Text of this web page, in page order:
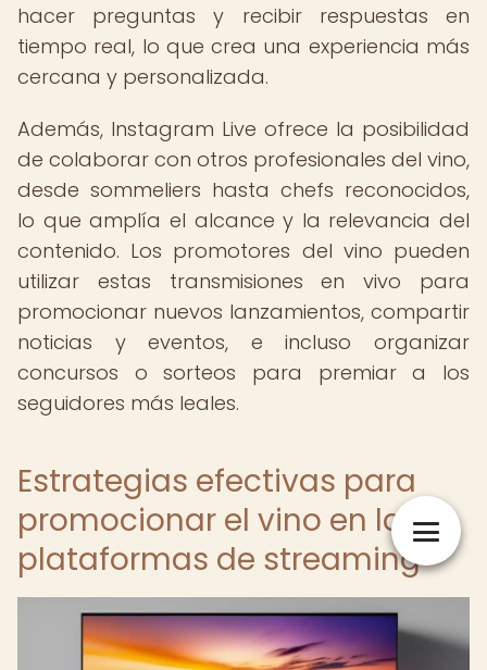
hacer preguntas y recibir respuestas en
tiempo real, lo que crea una experiencia más
cercana y personalizada.
Además, Instagram Live ofrece la posibilidad
de colaborar con otros profesionales del vino,
desde sommeliers hasta chefs reconocidos,
lo que amplía el alcance y la relevancia del
contenido. Los promotores del vino pueden
utilizar estas transmisiones en vivo para
promocionar nuevos lanzamientos, compartir
noticias y eventos, e incluso organizar
concursos o sorteos para premiar a los
seguidores más leales.
Estrategias efectivas para
promocionar el vino en las
plataformas de streaming